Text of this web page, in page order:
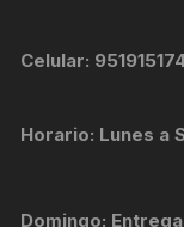
Celular:
Horario: Lunes a
Domingo: